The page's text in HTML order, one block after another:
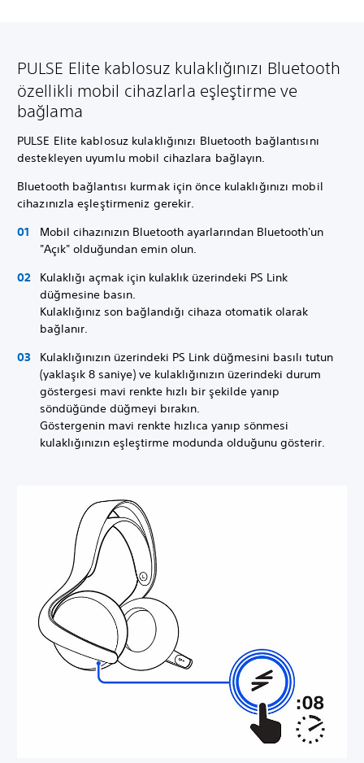
PULSE Elite kablosuz kulaklığınızı Bluetooth
özellikli mobil cihazlarla eşleştirme ve
bağlama
PULSE Elite kablosuz kulaklığınızı Bluetooth bağlantısını
destekleyen uyumlu mobil cihazlara bağlayın.
Bluetooth bağlantısı kurmak için önce kulaklığınızı mobil
cihazınızla eşleştirmeniz gerekir.
Mobil cihazınızın Bluetooth ayarlarından Bluetooth'un
"Açık" olduğundan emin olun.
Kulaklığı açmak için kulaklık üzerindeki PS Link
düğmesine basın.
Kulaklığınız son bağlandığı cihaza otomatik olarak
bağlanır.
Kulaklığınızın üzerindeki PS Link düğmesini basılı tutun
(yaklaşık 8 saniye) ve kulaklığınızın üzerindeki durum
göstergesi mavi renkte hızlı bir şekilde yanıp
söndüğünde düğmeyi bırakın.
Göstergenin mavi renkte hızlıca yanıp sönmesi
kulaklığınızın eşleştirme modunda olduğunu gösterir.